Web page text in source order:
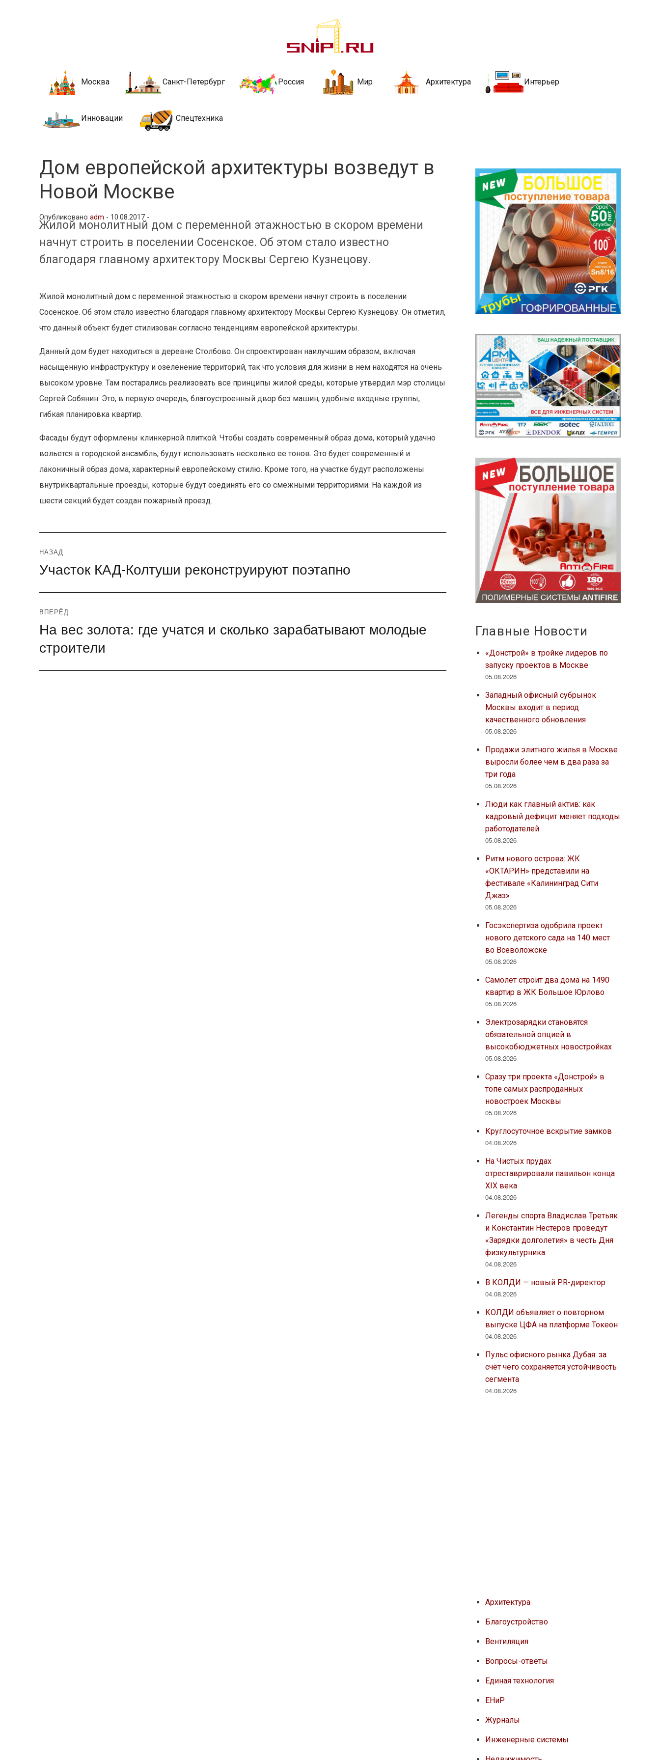
Новости строительства и недвижимости
стройкой рубрики
Москва Санкт-Петербург Россия Мир Архитектура Интерьер
Инновации Спецтехника
Дом европейской архитектуры возведут в
Новой Москве
Опубликованоadm - 10.08.2017 -
Жилой монолитный дом с переменной этажностью в скором времени
начнут строить в поселении Сосенское. Об этом стало известно
благодаря главному архитектору Москвы Сергею Кузнецову.
Жилой монолитный дом с переменной этажностью в скором времени начнут строить в поселении
Сосенское. Об этом стало известно благодаря главному архитектору Москвы Сергею Кузнецову. Он отметил,
что данный объект будет стилизован согласно тенденциям европейской архитектуры.
Данный дом будет находиться в деревне Столбово. Он спроектирован наилучшим образом, включая
насыщенную инфраструктуру и озеленение территорий, так что условия для жизни в нем находятся на очень
высоком уровне. Там постарались реализовать все принципы жилой среды, которые утвердил мэр столицы
Сергей Собянин. Это, в первую очередь, благоустроенный двор без машин, удобные входные группы,
гибкая планировка квартир.
Фасады будут оформлены клинкерной плиткой. Чтобы создать современный образ дома, который удачно
вольется в городской ансамбль, будут использовать несколько ее тонов. Это будет современный и
лаконичный образ дома, характерный европейскому стилю. Кроме того, на участке будут расположены
внутриквартальные проезды, которые будут соединять его со смежными территориями. На каждой из
шести секций будет создан пожарный проезд.
Навигация
по
записям
НАЗАД
Предыдущая
Участок КАД-Колтуши реконструируют поэтапно
ВПЕРЁД
Следующая
На вес золота: где учатся и сколько зарабатывают молодые
строители
Главные Новости
«Донстрой» в тройке лидеров по
запуску проектов в Москве
05.08.2026
Западный офисный субрынок
Москвы входит в период
качественного обновления
05.08.2026
Продажи элитного жилья в Москве
выросли более чем в два раза за
три года
05.08.2026
Люди как главный актив: как
кадровый дефицит меняет подходы
работодателей
05.08.2026
Ритм нового острова: ЖК
«ОКТАРИН» представили на
фестивале «Калининград Сити
Джаз»
05.08.2026
Госэкспертиза одобрила проект
нового детского сада на 140 мест
во Всеволожске
05.08.2026
Самолет строит два дома на 1490
квартир в ЖК Большое Юрлово
05.08.2026
Электрозарядки становятся
обязательной опцией в
высокобюджетных новостройках
05.08.2026
Сразу три проекта «Донстрой» в
топе самых распроданных
новостроек Москвы
05.08.2026
Круглосуточное вскрытие замков
04.08.2026
На Чистых прудах
отреставрировали павильон конца
XIX века
04.08.2026
Легенды спорта Владислав Третьяк
и Константин Нестеров проведут
«Зарядки долголетия» в честь Дня
физкультурника
04.08.2026
В КОЛДИ — новый PR-директор
04.08.2026
КОЛДИ объявляет о повторном
выпуске ЦФА на платформе Токеон
04.08.2026
Пульс офисного рынка Дубая: за
счёт чего сохраняется устойчивость
сегмента
04.08.2026
Архитектура
Благоустройство
Вентиляция
Вопросы-ответы
Единая технология
ЕНиР
Журналы
Инженерные системы